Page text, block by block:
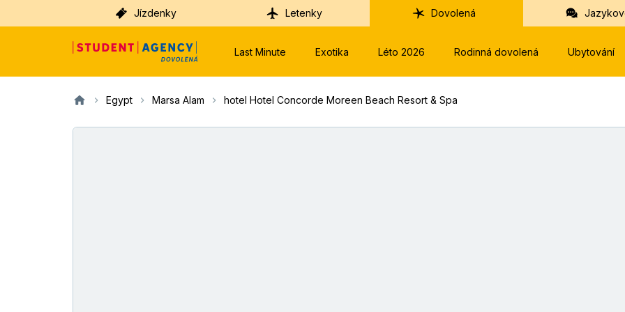
Jízdenky Letenky Dovolená
Last Minute Exotika Léto 2026 Rodinná dovolená Ubytování
Egypt Marsa Alam hotel Hotel Concorde Moreen Beach Resort & Spa